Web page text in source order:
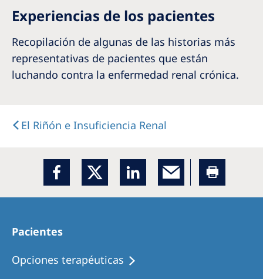
Experiencias de los pacientes
Recopilación de algunas de las historias más
representativas de pacientes que están
luchando contra la enfermedad renal crónica.
El Riñón e Insuficiencia Renal
Pacientes
Opciones terapéuticas